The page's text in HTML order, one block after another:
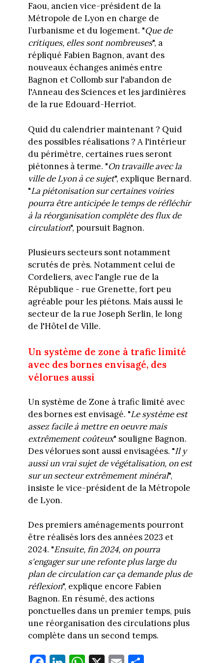
Faou, ancien vice-président de la
Métropole de Lyon en charge de
l’urbanisme et du logement. "Que de
critiques, elles sont nombreuses", a
répliqué Fabien Bagnon, avant des
nouveaux échanges animés entre
Bagnon et Collomb sur l'abandon de
l'Anneau des Sciences et les jardinières
de la rue Edouard-Herriot.
Quid du calendrier maintenant ? Quid
des possibles réalisations ? A l'intérieur
du périmètre, certaines rues seront
piétonnes à terme. "On travaille avec la
ville de Lyon à ce sujet", explique Bernard.
"La piétonisation sur certaines voiries
pourra être anticipée le temps de réfléchir
à la réorganisation complète des flux de
circulation", poursuit Bagnon.
Plusieurs secteurs sont notamment
scrutés de près. Notamment celui de
Cordeliers, avec l'angle rue de la
République - rue Grenette, fort peu
agréable pour les piétons. Mais aussi le
secteur de la rue Joseph Serlin, le long
de l'Hôtel de Ville.
Un système de zone à trafic limité
avec des bornes envisagé, des
vélorues aussi
Un système de Zone à trafic limité avec
des bornes est envisagé. "Le système est
assez facile à mettre en oeuvre mais
extrêmement coûteux" souligne Bagnon.
Des vélorues sont aussi envisagées. "Il y
aussi un vrai sujet de végétalisation, on est
sur un secteur extrêmement minéral",
insiste le vice-président de la Métropole
de Lyon.
Des premiers aménagements pourront
être réalisés lors des années 2023 et
2024. "Ensuite, fin 2024, on pourra
s'engager sur une refonte plus large du
plan de circulation car ça demande plus de
réflexion", explique encore Fabien
Bagnon. En résumé, des actions
ponctuelles dans un premier temps, puis
une réorganisation des circulations plus
complète dans un second temps.